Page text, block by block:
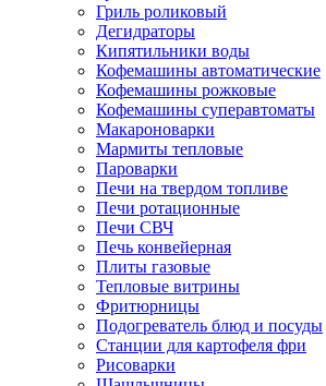
Гриль роликовый
Дегидраторы
Кипятильники воды
Кофемашины автоматические
Кофемашины рожковые
Кофемашины суперавтоматы
Макароноварки
Мармиты тепловые
Пароварки
Печи на твердом топливе
Печи ротационные
Печи СВЧ
Печь конвейерная
Плиты газовые
Тепловые витрины
Фритюрницы
Подогреватель блюд и посуды
Станции для картофеля фри
Рисоварки